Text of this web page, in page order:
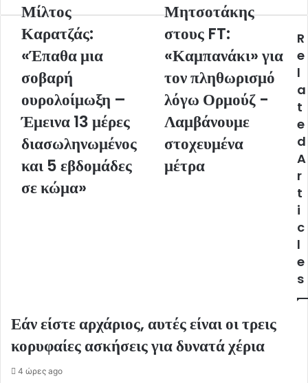
u Μίλτος
Καρατζάς:
«Έπαθα μια
σοβαρή
ουρολοίμωξη –
Έμεινα 13 μέρες
διασωληνωμένος
και 5 εβδομάδες
σε κώμα»
Μητσοτάκης
στους FT:
«Καμπανάκι» για
τον πληθωρισμό
λόγω Ορμούζ -
Λαμβάνουμε
στοχευμένα
μέτρα
R
e
l
a
t
e
d
A
r
t
i
c
l
e
s
Εάν είστε αρχάριος, αυτές είναι οι τρεις
κορυφαίες ασκήσεις για δυνατά χέρια
4 ώρες ago